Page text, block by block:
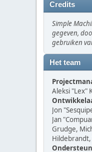
Credits
Simple
gegeven,
gebruiken
Het team
Aleksi "Lex"
Jon
Jan
Grudge,
Hildebrandt,